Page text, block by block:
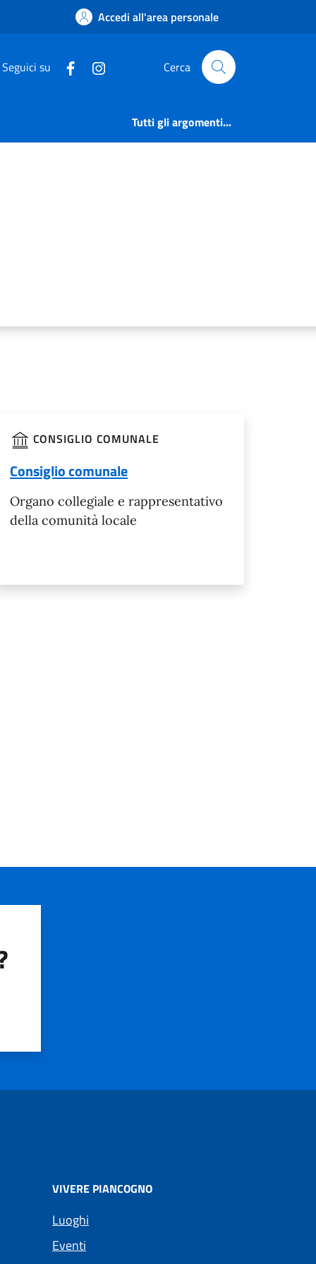
Accedi all'area personale
Seguici su Cerca
Tutti gli argomenti...
CONSIGLIO COMUNALE
Consiglio comunale
Organo collegiale e rappresentativo
della comunità locale
VIVERE PIANCOGNO
Luoghi
Eventi